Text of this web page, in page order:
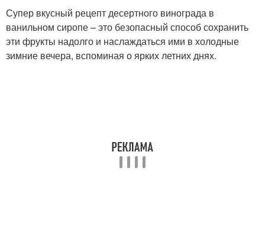
Супер вкусный рецепт десертного винограда в
ванильном сиропе – это безопасный способ сохранить
эти фрукты надолго и наслаждаться ими в холодные
зимние вечера, вспоминая о ярких летних днях.